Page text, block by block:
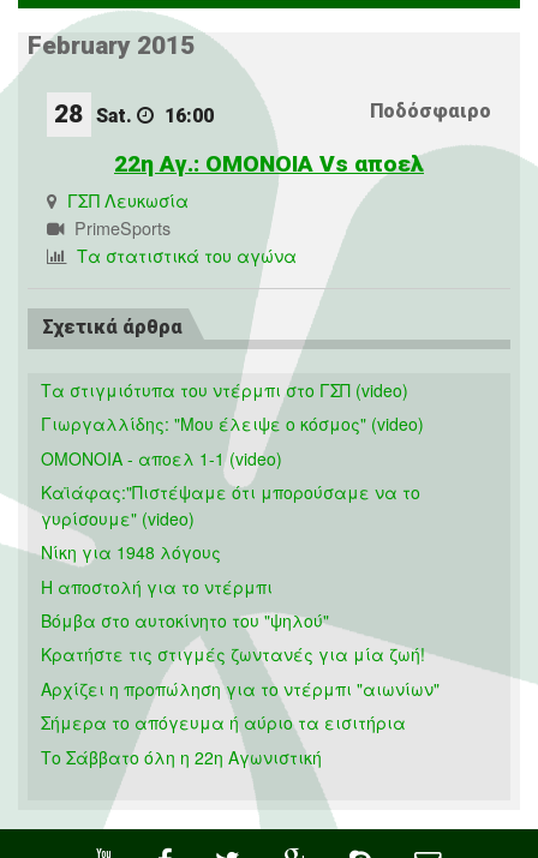
February 2015
28 Sat. 16:00 Ποδόσφαιρο
22η Αγ.: ΟΜΟΝΟΙΑ Vs αποελ
ΓΣΠ Λευκωσία
PrimeSports
Τα στατιστικά του αγώνα
Σχετικά άρθρα
Τα στιγμιότυπα του ντέρμπι στο ΓΣΠ (video)
Γιωργαλλίδης: "Μου έλειψε ο κόσμος" (video)
ΟΜΟΝΟΙΑ - αποελ 1-1 (video)
Καϊάφας:"Πιστέψαμε ότι μπορούσαμε να το
γυρίσουμε" (video)
Νίκη για 1948 λόγους
Η αποστολή για το ντέρμπι
Βόμβα στο αυτοκίνητο του "ψηλού"
Κρατήστε τις στιγμές ζωντανές για μία ζωή!
Αρχίζει η προπώληση για το ντέρμπι "αιωνίων"
Σήμερα το απόγευμα ή αύριο τα εισιτήρια
Το Σάββατο όλη η 22η Αγωνιστική